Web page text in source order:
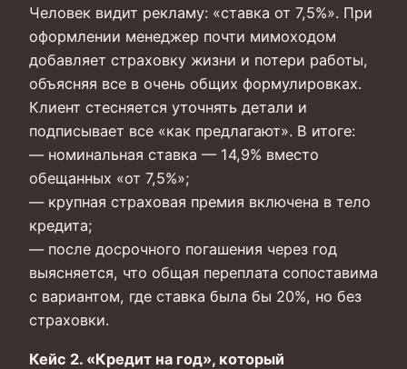
Человек видит рекламу: «ставка от 7,5%». При
оформлении менеджер почти мимоходом
добавляет страховку жизни и потери работы,
объясняя все в очень общих формулировках.
Клиент стесняется уточнять детали и
подписывает все «как предлагают». В итоге:
— номинальная ставка — 14,9% вместо
обещанных «от 7,5%»;
— крупная страховая премия включена в тело
кредита;
— после досрочного погашения через год
выясняется, что общая переплата сопоставима
с вариантом, где ставка была бы 20%, но без
страховки.
Кейс 2. «Кредит на год», который